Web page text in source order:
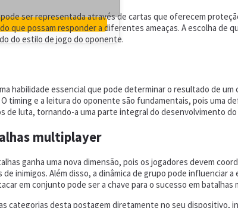
ser representada através de cartas que oferecem
que possam responder a diferentes ameaças. A escolha
do estilo de jogo do oponente.
habilidade essencial que pode determinar o resultado de
timing e a leitura do oponente são fundamentais, pois uma
de luta, tornando-a uma parte integral do desenvolvimento do
multiplayer
ganha uma nova dimensão, pois os jogadores devem
inimigos. Além disso, a dinâmica de grupo pode
em conjunto pode ser a chave para o sucesso em batalhas
categorias desta postagem diretamente no seu dispositivo,